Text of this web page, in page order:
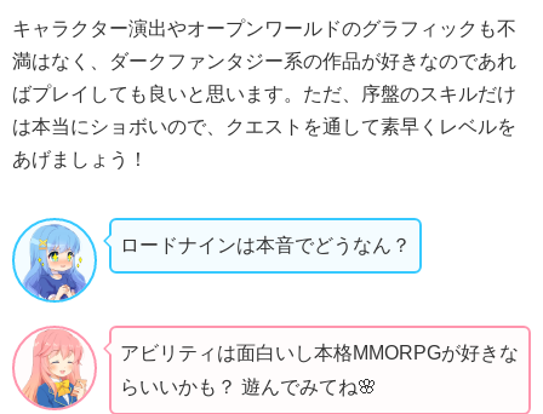
キャラクター演出やオープンワールドのグラフィックも不
満はなく、ダークファンタジー系の作品が好きなのであれ
ばプレイしても良いと思います。ただ、序盤のスキルだけ
は本当にショボいので、クエストを通して素早くレベルを
あげましょう！
ロードナインは本音でどうなん？
アビリティは面白いし本格MMORPGが好きな
らいいかも？ 遊んでみてね🌸